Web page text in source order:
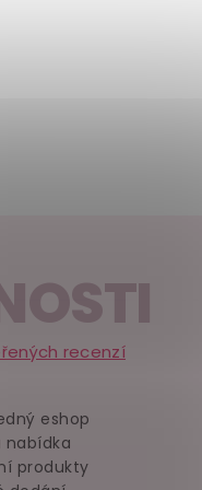
recenzí
eshop
nabídka
produkty